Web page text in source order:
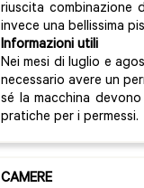
riuscita combinazione
invece una bellissima
Informazioni utili
Nei mesi di luglio e
necessario avere un
sé la macchina
pratiche per i permessi.
CAMERE